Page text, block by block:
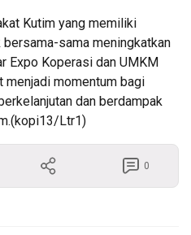
Kutim yang memiliki
sama meningkatkan
Expo Koperasi dan UMKM
menjadi momentum bagi
dan berdampak
Ltr1)
0